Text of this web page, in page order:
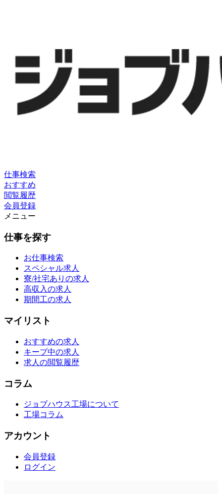
仕事検索
おすすめ
閲覧履歴
会員登録
メニュー
仕事を探す
お仕事検索
スペシャル求人
寮/社宅ありの求人
高収入の求人
期間工の求人
マイリスト
おすすめの求人
キープ中の求人
求人の閲覧履歴
コラム
ジョブハウス工場について
工場コラム
アカウント
会員登録
ログイン